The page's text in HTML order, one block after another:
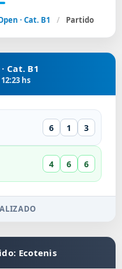
· Cat. B1 / Partido
Cat. B1
hs
6 1 3
4 6 6
Ecotenis